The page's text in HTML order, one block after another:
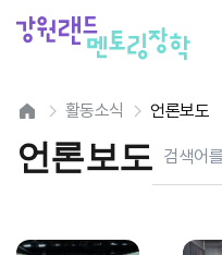
활동소식 언론보도
언론보도